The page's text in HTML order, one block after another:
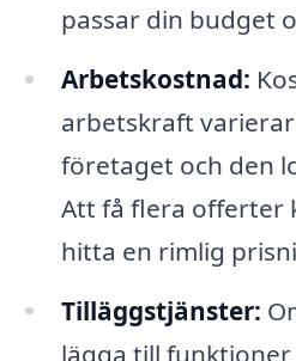
passar din budget
Arbetskostnad:
arbetskraft
företaget och den
Att få flera offerter
hitta en rimlig
Tilläggstjänster:
lägga till funktioner